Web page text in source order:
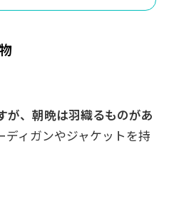
方でも迷わず名所を巡れるよ
魅力を存分に味わえるプラン
の参考にしてください。
が、朝晩は羽織るものがあ
ディガンやジャケットを持